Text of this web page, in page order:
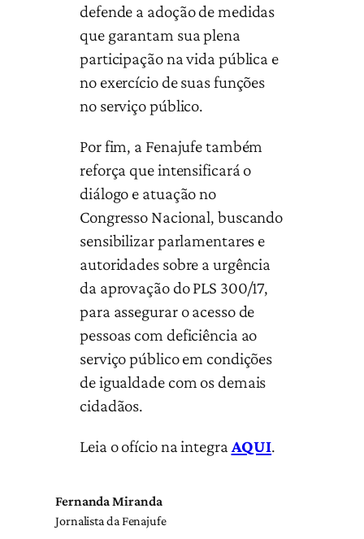
defende a adoção de medidas
que garantam sua plena
participação na vida pública e
no exercício de suas funções
no serviço público.
Por fim, a Fenajufe também
reforça que intensificará o
diálogo e atuação no
Congresso Nacional, buscando
sensibilizar parlamentares e
autoridades sobre a urgência
da aprovação do PLS 300/17,
para assegurar o acesso de
pessoas com deficiência ao
serviço público em condições
de igualdade com os demais
cidadãos.
Leia o ofício na integraAQUI.
Fernanda Miranda
Jornalista da Fenajufe